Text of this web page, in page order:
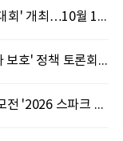
동국대 미당연구소, '제3회 미당시 손글씨 대회' 개최…10월 12일까지 접수
음저협, 국회서 '생성형 AI 시대 음악 창작자 보호' 정책 토론회 10일 개최
성신여대 학부생 '다온' 팀, 국제 디자인 공모전 '2026 스파크 어워드' 동상 수상